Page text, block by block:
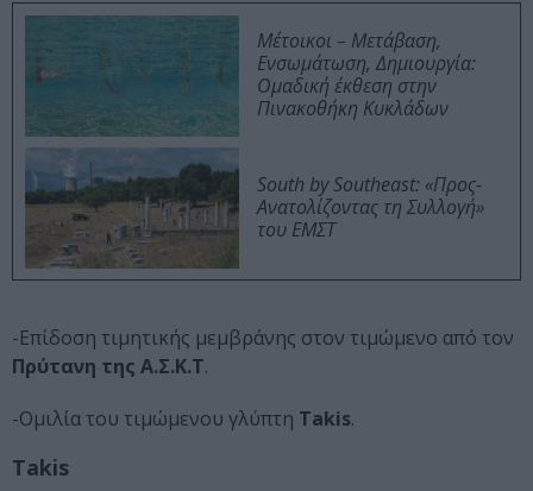
Μέτοικοι – Μετάβαση,
Ενσωμάτωση, Δημιουργία:
Ομαδική έκθεση στην
Πινακοθήκη Κυκλάδων
South by Southeast: «Προς-
Ανατολίζοντας τη Συλλογή»
του ΕΜΣΤ
-Επίδοση τιμητικής μεμβράνης στον τιμώμενο από τον
Πρύτανη της Α.Σ.Κ.Τ.
-Ομιλία του τιμώμενου γλύπτη Takis.
Takis